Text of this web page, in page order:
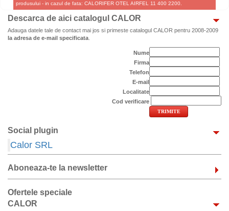
produsului - in cazul de fata: CALORIFER OTEL AIRFEL 11 400 2200.
Descarca de aici catalogul CALOR
Adauga datele tale de contact mai jos si primeste catalogul CALOR pentru 2008-2009
la adresa de e-mail specificata
Nume
Firma
Telefon
E-mail
Localitate
Cod verificare
Social plugin
Calor SRL
Aboneaza-te la newsletter
Ofertele speciale
CALOR